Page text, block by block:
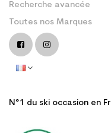
Recherche avancée
Toutes nos Marques
N°1 du ski occasion en